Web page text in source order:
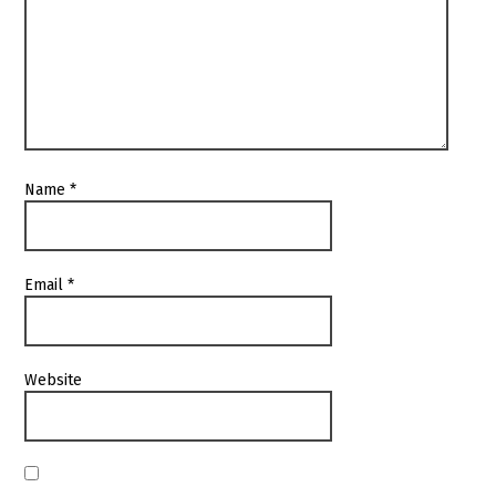
Name*
Email*
Website